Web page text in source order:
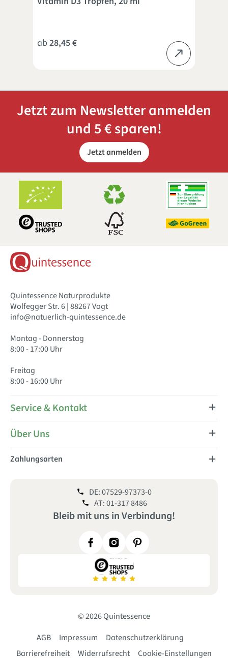
ab 28,45 €
Jetzt zum Newsletter anmelden
und 5 € sparen!
Jetzt anmelden
Quintessence Naturprodukte
Wolfegger Str. 6 | 88267 Vogt
info@natuerlich-quintessence.de
Montag - Donnerstag
8:00 - 17:00 Uhr
Freitag
8:00 - 16:00 Uhr
Service & Kontakt
Über Uns
Zahlungsarten
Bleib mit uns inVerbindung!
DE: 07529-97373-0
AT: 01-317 8486
© 2026 Quintessence
AGB
Impressum
Datenschutzerklärung
Barrierefreiheit
Widerrufsrecht Cookie-Einstellungen